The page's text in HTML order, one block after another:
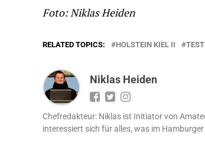
Foto: Niklas Heiden
RELATED TOPICS: HOLSTEIN KIEL II
Niklas Heiden
Chefredakteur: Niklas ist Initiator von
interessiert sich für alles, was im